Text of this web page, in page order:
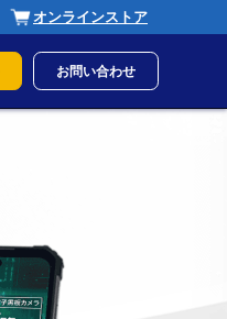
オンラインストア
お問い合わせ